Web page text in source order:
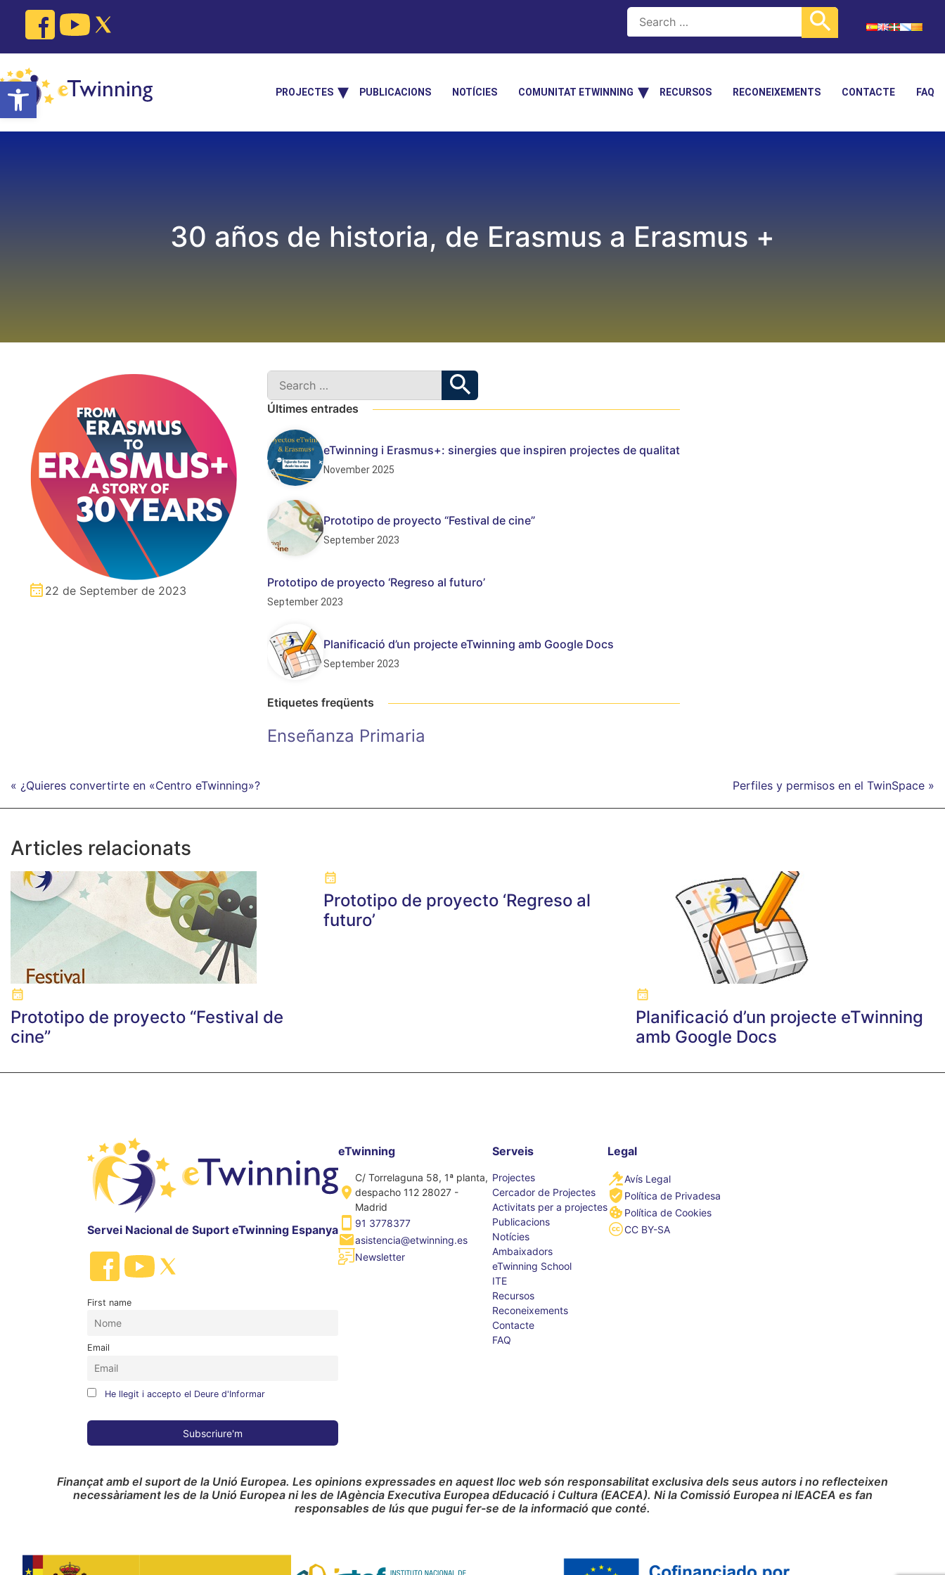
Open toolbar
content
PROJECTES PUBLICACIONS NOTÍCIES COMUNITAT ETWINNING RECURSOS RECONEIXEMENTS CONTACTE FAQ
30 años de historia, de Erasmus a Erasmus +
22 de September de 2023
Últimes entrades
eTwinning i Erasmus+: sinergies que inspiren projectes de qualitat
November 2025
Prototipo de proyecto “Festival de cine”
September 2023
Prototipo de proyecto ‘Regreso al futuro’
September 2023
Planificació d’un projecte eTwinning amb Google Docs
September 2023
Etiquetes freqüents
Enseñanza Primaria
« ¿Quieres convertirte en «Centro eTwinning»? Perfiles y permisos en el TwinSpace »
Articles relacionats
Prototipo de proyecto “Festival de
cine”
Prototipo de proyecto ‘Regreso al
futuro’
Planificació d’un projecte eTwinning
amb Google Docs
Servei Nacional de Suport eTwinning Espanya
First name
Email
He llegit i accepto el Deure d'Informar
eTwinning
C/ Torrelaguna 58, 1ª planta,
despacho 112 28027 -
Madrid
91 3778377
asistencia@etwinning.es
Newsletter
Serveis
Projectes
Cercador de Projectes
Activitats per a projectes
Publicacions
Notícies
Ambaixadors
eTwinning School
ITE
Recursos
Reconeixements
Contacte
FAQ
Legal
Avís Legal
Política de Privadesa
Política de Cookies
CC BY-SA
Finançat amb el suport de la Unió Europea. Les opinions expressades en aquest lloc web són responsabilitat exclusiva dels seus autors i no reflecteixen
necessàriament les de la Unió Europea ni les de lAgència Executiva Europea dEducació i Cultura (EACEA). Ni la Comissió Europea ni lEACEA es fan
responsables de lús que pugui fer-se de la informació que conté.